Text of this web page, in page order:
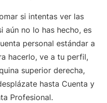
si intentas ver las
aún no lo has hecho, es
personal estándar a
hacerlo, ve a tu perfil,
superior derecha,
hasta Cuenta y
Profesional.